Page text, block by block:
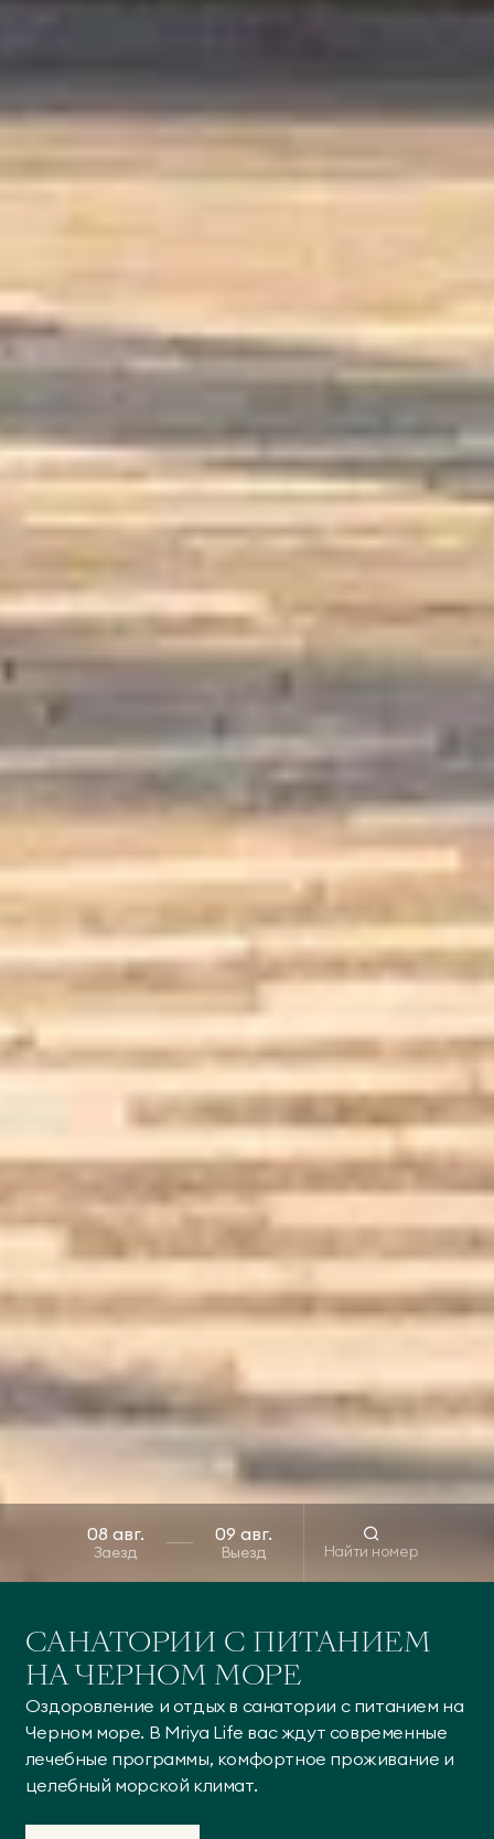
САНАТОРИИ С ПИТАНИЕМ
НА ЧЕРНОМ МОРЕ
Оздоровление и отдых в санатории с питанием на
Черном море. В Mriya Life вас ждут современные
лечебные программы, комфортное проживание и
целебный морской климат.
Заезд Выезд Найти номер